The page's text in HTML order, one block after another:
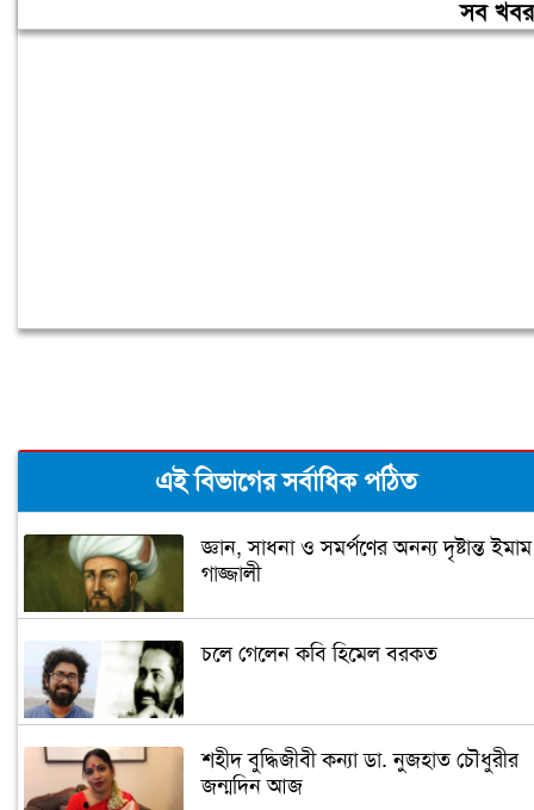
সব
এই বিভাগের সর্বাধিক পঠিত
জ্ঞান, সাধনা ও সমর্পণের অনন্য দৃষ্টান্ত ইমাম
গাজ্জালী
চলে গেলেন কবি হিমেল বরকত
শহীদ বুদ্ধিজীবী কন্যা ডা. নুজহাত চৌধুরীর
জন্মদিন আজ